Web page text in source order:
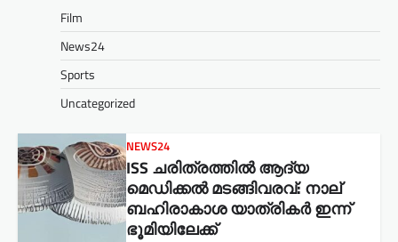
Film
News24
Sports
Uncategorized
NEWS24
ISS ചരിത്രത്തിൽ ആദ്യ
മെഡിക്കൽ മടങ്ങിവരവ്: നാല്
ബഹിരാകാശ യാത്രികർ ഇന്ന്
ഭൂമിയിലേക്ക്